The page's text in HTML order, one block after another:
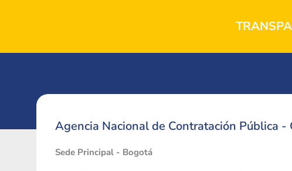
Agencia Nacional de Contratación Pública -
Sede Principal - Bogotá